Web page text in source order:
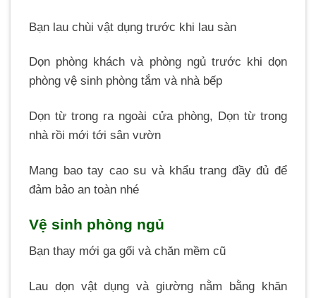
Bạn lau chùi vật dụng trước khi lau sàn
Dọn phòng khách và phòng ngủ trước khi dọn
phòng vệ sinh phòng tắm và nhà bếp
Dọn từ trong ra ngoài cửa phòng, Dọn từ trong
nhà rồi mới tới sân vườn
Mang bao tay cao su và khẩu trang đầy đủ để
đảm bảo an toàn nhé
Vệ sinh phòng ngủ
Bạn thay mới ga gối và chăn mềm cũ
Lau dọn vật dụng và giường nằm bằng khăn